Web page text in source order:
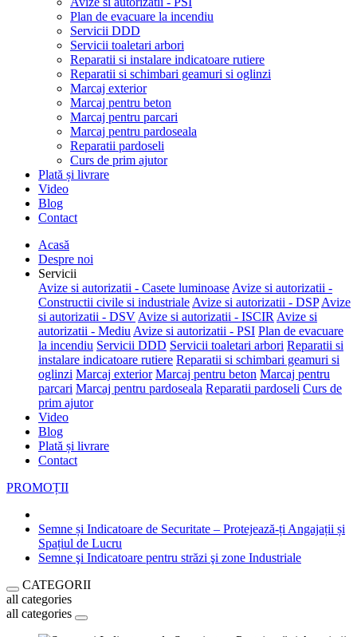
Plan de evacuare la incendiu
Servicii DDD
Servicii toaletari arbori
Reparatii si instalare indicatoare rutiere
Reparatii si schimbari geamuri si oglinzi
Marcaj exterior
Marcaj pentru beton
Marcaj pentru parcari
Marcaj pentru pardoseala
Reparatii pardoseli
Curs de prim ajutor
Plată și livrare
Video
Blog
Contact
Acasă
Despre noi
Servicii
Avize si autorizatii - Casete luminoase Avize si autorizatii -
Constructii civile si industriale Avize si autorizatii - DSP Avize
si autorizatii - DSV Avize si autorizatii - ISCIR Avize si
autorizatii - Mediu Avize si autorizatii - PSI Plan de evacuare
la incendiu Servicii DDD Servicii toaletari arbori Reparatii si
instalare indicatoare rutiere Reparatii si schimbari geamuri si
oglinzi Marcaj exterior Marcaj pentru beton Marcaj pentru
parcari Marcaj pentru pardoseala Reparatii pardoseli Curs de
prim ajutor
Video
Blog
Plată și livrare
Contact
PROMOȚII
Semne și Indicatoare de Securitate – Protejează-ți Angajații și
Spațiul de Lucru
Semne şi Indicatoare pentru străzi şi zone Industriale
CATEGORII
all categories
all categories